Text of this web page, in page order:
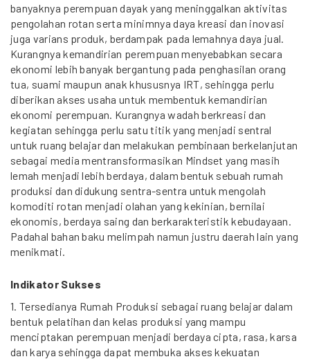
banyaknya perempuan dayak yang meninggalkan aktivitas
pengolahan rotan serta minimnya daya kreasi dan inovasi
juga varians produk, berdampak pada lemahnya daya jual.
Kurangnya kemandirian perempuan menyebabkan secara
ekonomi lebih banyak bergantung pada penghasilan orang
tua, suami maupun anak khususnya IRT, sehingga perlu
diberikan akses usaha untuk membentuk kemandirian
ekonomi perempuan. Kurangnya wadah berkreasi dan
kegiatan sehingga perlu satu titik yang menjadi sentral
untuk ruang belajar dan melakukan pembinaan berkelanjutan
sebagai media mentransformasikan Mindset yang masih
lemah menjadi lebih berdaya, dalam bentuk sebuah rumah
produksi dan didukung sentra-sentra untuk mengolah
komoditi rotan menjadi olahan yang kekinian, bernilai
ekonomis, berdaya saing dan berkarakteristik kebudayaan.
Padahal bahan baku melimpah namun justru daerah lain yang
menikmati.
Indikator Sukses
1. Tersedianya Rumah Produksi sebagai ruang belajar dalam
bentuk pelatihan dan kelas produksi yang mampu
menciptakan perempuan menjadi berdaya cipta, rasa, karsa
dan karya sehingga dapat membuka akses kekuatan